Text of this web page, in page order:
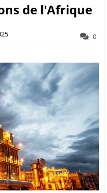
de l'Afrique
0